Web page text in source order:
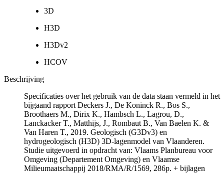
3D
H3D
H3Dv2
HCOV
Beschrijving
Specificaties over het gebruik van de data staan vermeld in het
bijgaand rapport Deckers J., De Koninck R., Bos S.,
Broothaers M., Dirix K., Hambsch L., Lagrou, D.,
Lanckacker T., Matthijs, J., Rombaut B., Van Baelen K. &
Van Haren T., 2019. Geologisch (G3Dv3) en
hydrogeologisch (H3D) 3D-lagenmodel van Vlaanderen.
Studie uitgevoerd in opdracht van: Vlaams Planbureau voor
Omgeving (Departement Omgeving) en Vlaamse
Milieumaatschappij 2018/RMA/R/1569, 286p. + bijlagen